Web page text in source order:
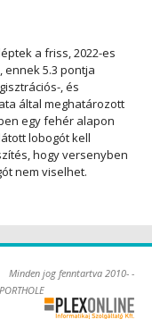
a friss, 2022-es
5.3 pontja
, és
által meghatározott
egy fehér alapon
lobogót kell
hogy versenyben
nem viselhet.
Minden jog fenntartva 2010- -
PORTHOLE
Online Kft. -